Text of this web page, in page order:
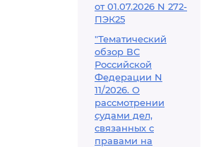
от 01.07.2026 N 272-
ПЭК25
"Тематический
обзор ВС
Российской
Федерации N
11/2026. О
рассмотрении
судами дел,
связанных с
правами на